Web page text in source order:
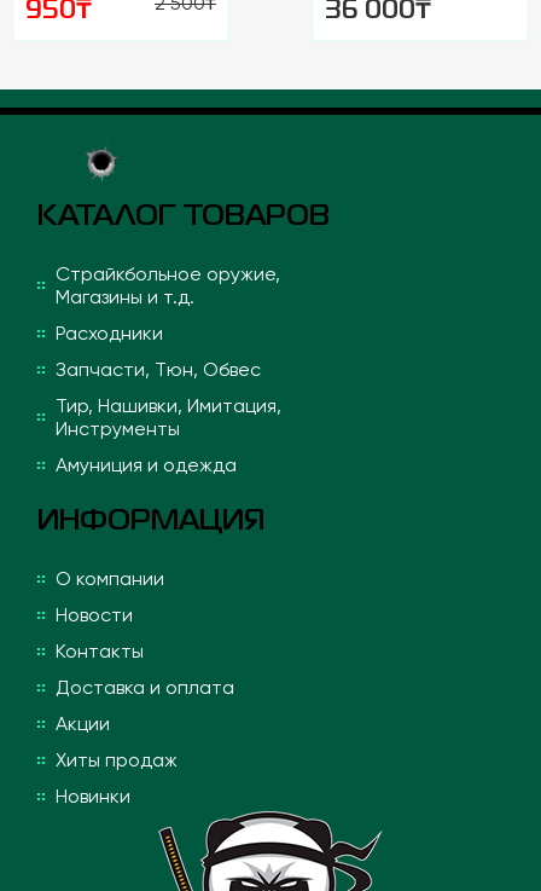
950₸ 36 000₸
КАТАЛОГ ТОВАРОВ
Страйкбольное оружие,
Магазины и т.д.
Расходники
Запчасти, Тюн, Обвес
Тир, Нашивки, Имитация,
Инструменты
Амуниция и одежда
ИНФОРМАЦИЯ
О компании
Новости
Контакты
Доставка и оплата
Акции
Хиты продаж
Новинки